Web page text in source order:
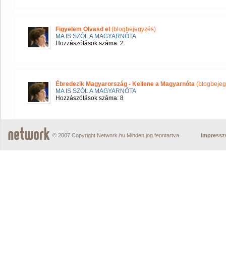
Figyelem Olvasd el (blogbejegyzés)
MA IS SZÓL A MAGYARNÓTA
Hozzászólások száma: 2
Ébredezik Magyarország - Kellene a Magyarnóta
MA IS SZÓL A MAGYARNÓTA
Hozzászólások száma: 8
© 2007 Copyright Network.hu Minden jog fenntartva.